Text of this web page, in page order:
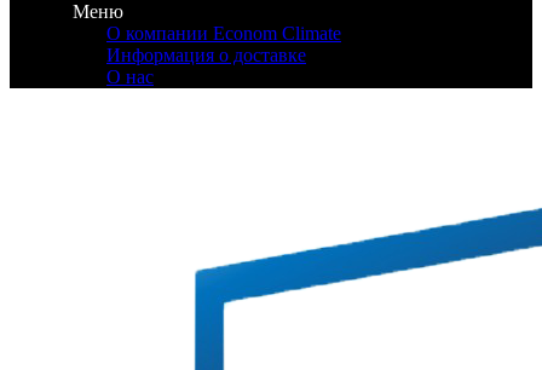
Меню
О компании Econom Climate
Информация о доставке
О нас